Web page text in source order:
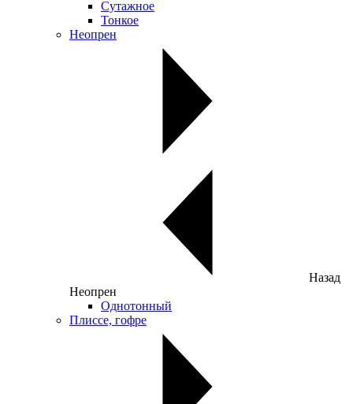
Сутажное
Тонкое
Неопрен
Назад
Неопрен
Однотонный
Плиссе, гофре